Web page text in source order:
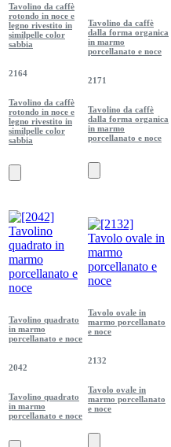
Tavolino da caffè
rotondo in noce e
legno rivestito in
similpelle color
sabbia
2164
Tavolino da caffè
rotondo in noce e
legno rivestito in
similpelle color
sabbia
Tavolino da caffè
dalla forma organica
in marmo
porcellanato e noce
2171
Tavolino da caffè
dalla forma organica
in marmo
porcellanato e noce
Tavolino quadrato
in marmo
porcellanato e noce
2042
Tavolino quadrato
in marmo
porcellanato e noce
Tavolo ovale in
marmo porcellanato
e noce
2132
Tavolo ovale in
marmo porcellanato
e noce